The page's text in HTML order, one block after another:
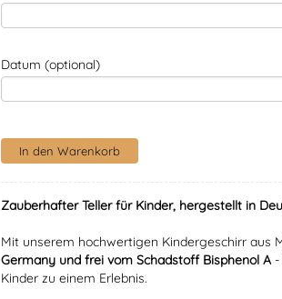
Datum (optional)
Zauberhafter Teller für Kinder, hergestellt in
Mit unserem hochwertigen Kindergeschirr aus
Germany und frei vom Schadstoff Bisphenol A-
Kinder zu einem Erlebnis.